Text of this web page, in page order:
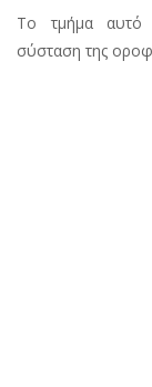
Το τμήμα αυτό
σύσταση της